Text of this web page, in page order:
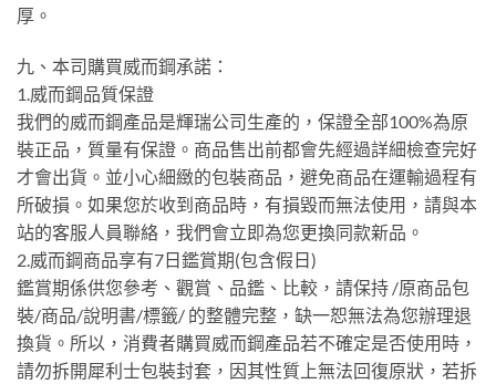
厚。
九、本司購買威而鋼承諾：
1.威而鋼品質保證
我們的威而鋼產品是輝瑞公司生產的，保證全部100%為原
裝正品，質量有保證。商品售出前都會先經過詳細檢查完好
才會出貨。並小心細緻的包裝商品，避免商品在運輸過程有
所破損。如果您於收到商品時，有損毀而無法使用，請與本
站的客服人員聯絡，我們會立即為您更換同款新品。
2.威而鋼商品享有7日鑑賞期(包含假日)
鑑賞期係供您參考、觀賞、品鑑、比較，請保持 /原商品包
裝/商品/說明書/標籤/ 的整體完整，缺一恕無法為您辦理退
換貨。所以，消費者購買威而鋼產品若不確定是否使用時，
請勿拆開犀利士包裝封套，因其性質上無法回復原狀，若拆